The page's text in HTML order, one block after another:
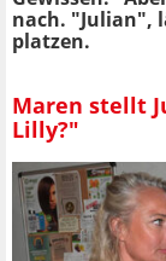
nach. "Julian",
platzen.
Maren stellt
Lilly?"